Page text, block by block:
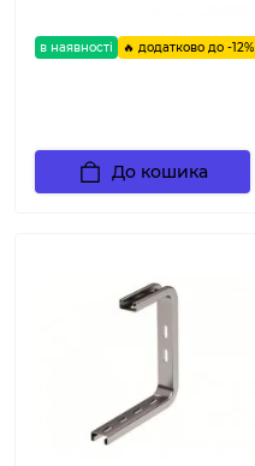
в наявності 🔥 додатково до -12%
До кошика